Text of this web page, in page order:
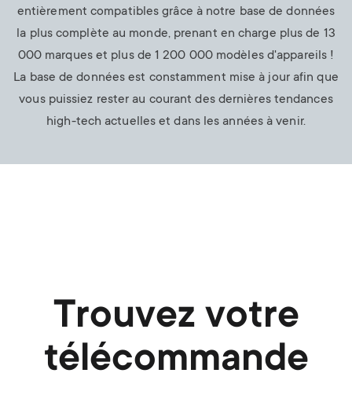
entièrement compatibles grâce à notre base de données
la plus complète au monde, prenant en charge plus de 13
000 marques et plus de 1 200 000 modèles d'appareils !
La base de données est constamment mise à jour afin que
vous puissiez rester au courant des dernières tendances
high-tech actuelles et dans les années à venir.
Trouvez votre
télécommande